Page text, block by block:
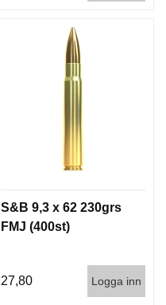
S&B 9,3 x 62 230grs
FMJ (400st)
27,80 Logga inn